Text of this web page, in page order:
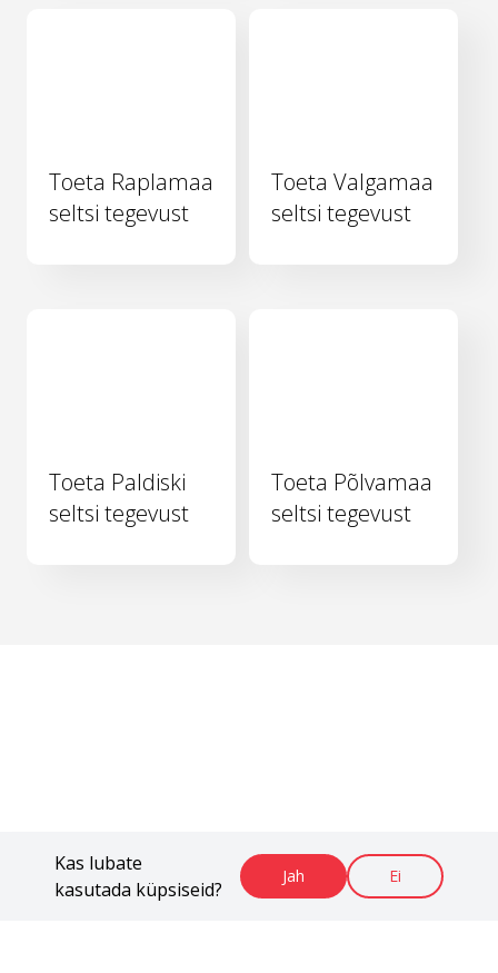
Kas lubate
kasutada küpsiseid?
Jah Ei
Toeta Raplamaa
seltsi tegevust
Toeta Valgamaa
seltsi tegevust
Toeta Paldiski
seltsi tegevust
Toeta Põlvamaa
seltsi tegevust